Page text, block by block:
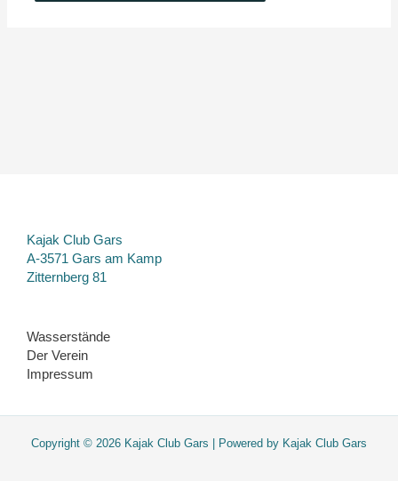
Kajak Club Gars
A-3571 Gars am Kamp
Zitternberg 81
Wasserstände
Der Verein
Impressum
Copyright © 2026 Kajak Club Gars | Powered by Kajak Club Gars